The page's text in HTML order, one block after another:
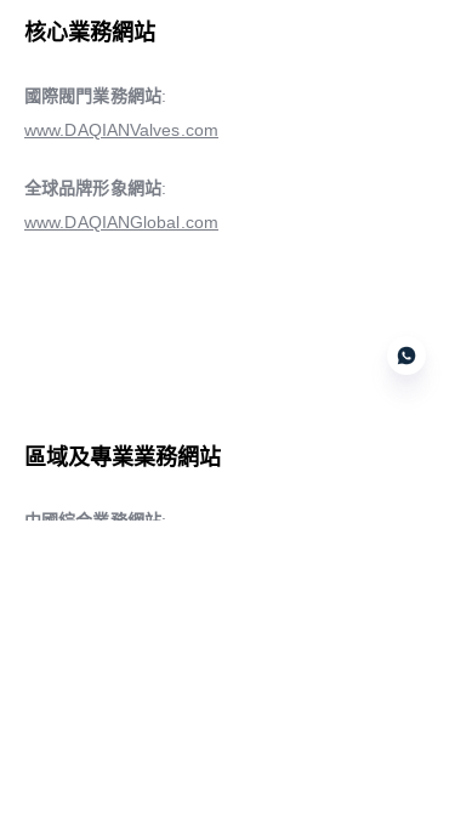
核心業務網站
國際閥門業務網站:
www.DAQIANValves.com
全球品牌形象網站:
www.DAQIANGlobal.com
區域及專業業務網站
中國綜合業務網站: